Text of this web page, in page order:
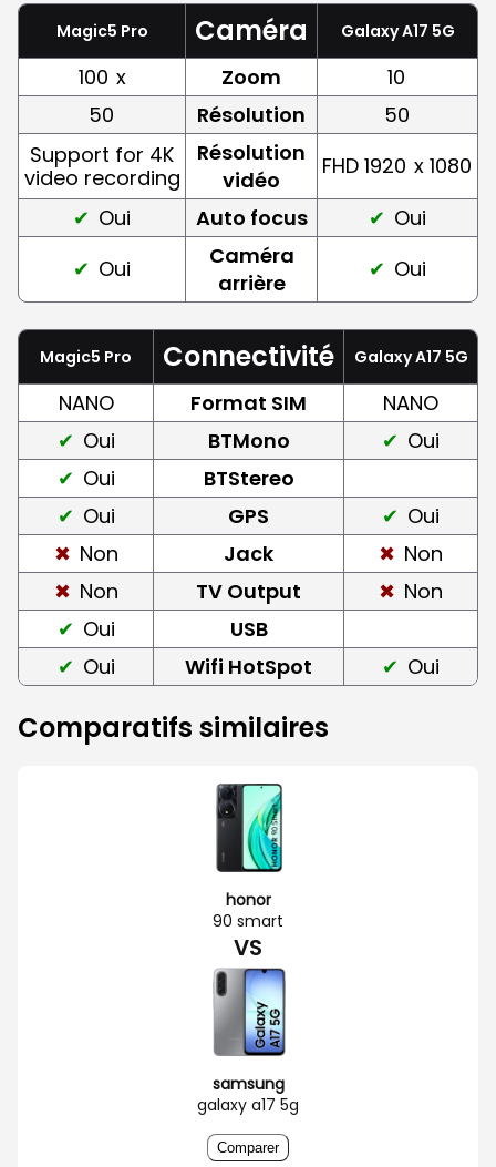
Magic5 Pro Caméra Galaxy A17 5G
100 x Zoom
10
50
Résolution
50
Support for 4K
video recording
Résolution
vidéo
FHD 1920 x 1080
Oui
Auto focus
Oui
Oui
Caméra
arrière
Oui
Magic5 Pro Connectivité Galaxy A17 5G
NANO Format SIM
NANO
Oui
BTMono
Oui
Oui
BTStereo
Oui
GPS
Oui
Non
Jack
Non
Non
TV Output
Non
Oui
USB
Oui
Wifi HotSpot Oui
Comparatifs similaires
honor
90 smart
VS
samsung
galaxy a17 5g
Comparer